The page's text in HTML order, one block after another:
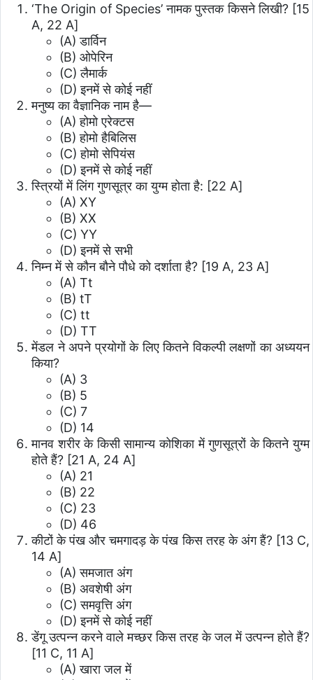
‘The Origin of Species’ नामक पुस्तक किसने लिखी? [15
A, 22 A]
(A) डार्विन
(B) ओपेरिन
(C) लैमार्क
(D) इनमें से कोई नहीं
मनुष्य का वैज्ञानिक नाम है—
(A) होमो एरेक्टस
(B) होमो हैबिलिस
(C) होमो सेपियंस
(D) इनमें से कोई नहीं
स्त्रियों में लिंग गुणसूत्र का युग्म होता है: [22 A]
(A) XY
(B) XX
(C) YY
(D) इनमें से सभी
निम्न में से कौन बौने पौधे को दर्शाता है? [19 A, 23 A]
(A) Tt
(B) tT
(C) tt
(D) TT
मेंडल ने अपने प्रयोगों के लिए कितने विकल्पी लक्षणों का अध्ययन
किया?
(A) 3
(B) 5
(C) 7
(D) 14
मानव शरीर के किसी सामान्य कोशिका में गुणसूत्रों के कितने युग्म
होते हैं? [21 A, 24 A]
(A) 21
(B) 22
(C) 23
(D) 46
कीटों के पंख और चमगादड़ के पंख किस तरह के अंग हैं? [13 C,
14 A]
(A) समजात अंग
(B) अवशेषी अंग
(C) समवृत्ति अंग
(D) इनमें से कोई नहीं
डेंगू उत्पन्न करने वाले मच्छर किस तरह के जल में उत्पन्न होते हैं?
[11 C, 11 A]
(A) खारा जल में